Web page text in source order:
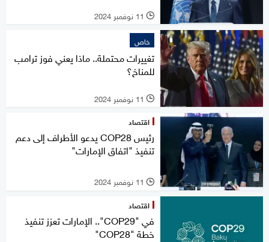
l 11 نوفمبر 2024
خاص
تغييرات محتملة.. ماذا يعني فوز ترامب
للمناخ؟
l 11 نوفمبر 2024
اقتصاد
رئيس COP28 يدعو الأطراف إلى دعم
تنفيذ "اتفاق الإمارات"
l 11 نوفمبر 2024
اقتصاد
في "COP29".. الإمارات تعزز تنفيذ
خطة "COP28"